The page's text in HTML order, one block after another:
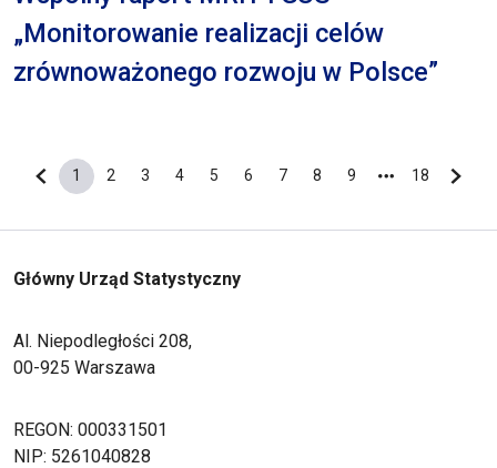
„Monitorowanie realizacji celów
zrównoważonego rozwoju w Polsce”
Poprzednia strona
Bieżąca strona
1
Strona
2
Strona
3
Strona
4
Strona
5
Strona
6
Strona
7
Strona
8
Strona
9
Ostatnia
18
Główny Urząd Statystyczny
Al. Niepodległości 208,
00-925 Warszawa
REGON: 000331501
NIP: 5261040828